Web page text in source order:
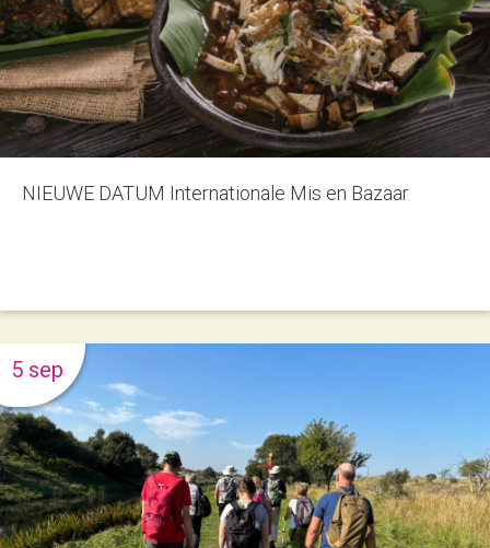
NIEUWE DATUM Internationale Mis en Bazaar
5 sep